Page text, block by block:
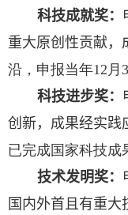
科技成就奖：
重大原创性贡献，
沿，申报当年12 月
科技进步奖：
创新，成果经实践
已完成国家科技成
技术发明奖：
国内外首且有重